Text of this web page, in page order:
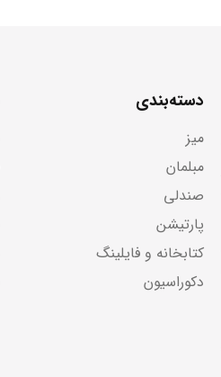
دسته‌بندی
میز
مبلمان
صندلی
پارتیشن
کتابخانه و فایلینگ
دکوراسیون